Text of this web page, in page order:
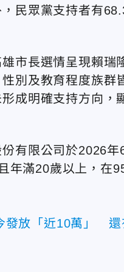
民眾黨支持者有
市長選情呈現賴
別及教育程度族群
成明確支持方向，
有限公司於2026
年滿20歲以上，在
發放「近10萬」 還